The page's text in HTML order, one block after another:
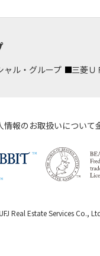
ャル・グループ 三菱Ｕ
情報のお取扱いについて
Real Estate Services Co.,